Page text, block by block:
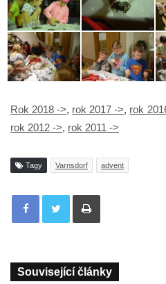
Rok 2018 ->, rok 2017 ->, rok
rok 2012 ->, rok 2011 ->
Tagy Varnsdorf advent
Tisknout
Související články